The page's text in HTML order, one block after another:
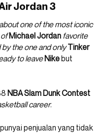
Jordan 3
one of the most iconic
Michael Jordan favorite
the one and only Tinker
to leaveNikebut
NBA Slam Dunk Contest
career.
penjualan yang tidak